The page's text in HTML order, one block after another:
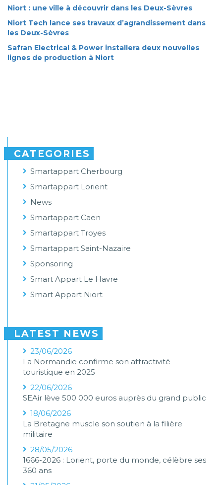
Niort : une ville à découvrir dans les Deux-Sèvres
Niort Tech lance ses travaux d’agrandissement dans
les Deux-Sèvres
Safran Electrical & Power installera deux nouvelles
lignes de production à Niort
CATEGORIES
Smartappart Cherbourg
Smartappart Lorient
News
Smartappart Caen
Smartappart Troyes
Smartappart Saint-Nazaire
Sponsoring
Smart Appart Le Havre
Smart Appart Niort
LATEST NEWS
23/06/2026
La Normandie confirme son attractivité
touristique en 2025
22/06/2026
SEAir lève 500 000 euros auprès du grand public
18/06/2026
La Bretagne muscle son soutien à la filière
militaire
28/05/2026
1666-2026 : Lorient, porte du monde, célèbre ses
360 ans